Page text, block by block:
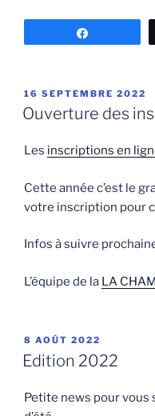
PUBLIÉ
LE
16 SEPTEMBRE 2022
Ouverture des
Les inscriptions en
Cette année c’est le
votre inscription pour
Infos à suivre
L’équipe de la LA
PUBLIÉ
LE
8 AOÛT 2022
Edition 2022
Petite news pour vous